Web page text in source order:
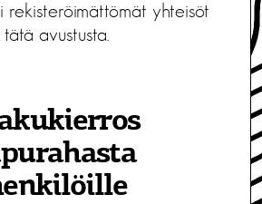
rekisteröimättömät yhteisöt
avustusta.